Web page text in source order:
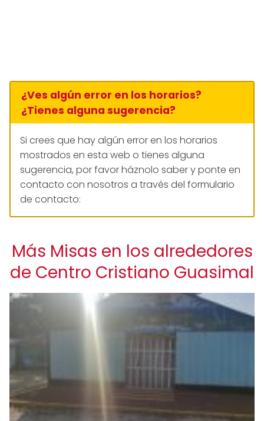
¿Ves algún error en los horarios?
¿Tienes alguna sugerencia?
Si crees que hay algún error en los horarios
mostrados en esta web o tienes alguna
sugerencia, por favor háznolo saber y ponte en
contacto con nosotros a través del formulario
de contacto:
Más Misas en los alrededores
de Centro Cristiano Guasimal